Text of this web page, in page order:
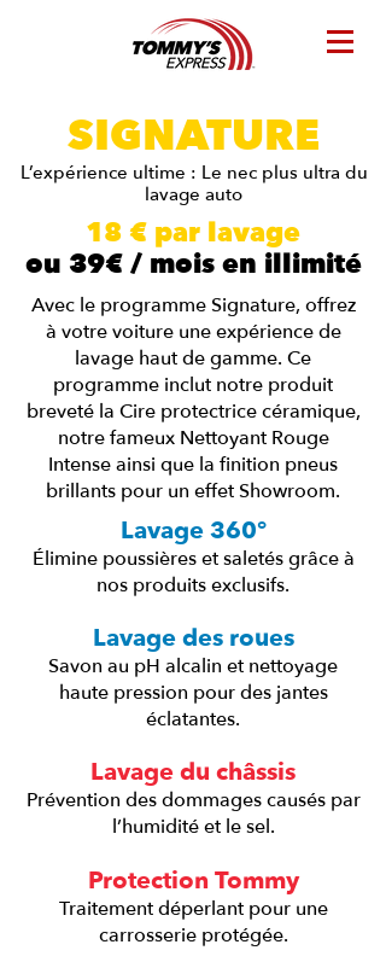
SIGNATURE
L’expérience ultime : Le nec plus ultra du
lavage auto
18 € par lavage
ou 39€ / mois en illimité
Avec le programme Signature, offrez
à votre voiture une expérience de
lavage haut de gamme. Ce
programme inclut notre produit
breveté la Cire protectrice céramique,
notre fameux Nettoyant Rouge
Intense ainsi que la finition pneus
brillants pour un effet Showroom.
Lavage 360°
Élimine poussières et saletés grâce à
nos produits exclusifs.
Lavage des roues
Savon au pH alcalin et nettoyage
haute pression pour des jantes
éclatantes.
Lavage du châssis
Prévention des dommages causés par
l’humidité et le sel.
Protection Tommy
Traitement déperlant pour une
carrosserie protégée.